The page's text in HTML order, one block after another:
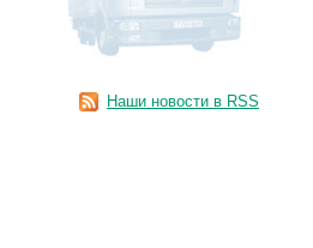
Наши новости в RSS